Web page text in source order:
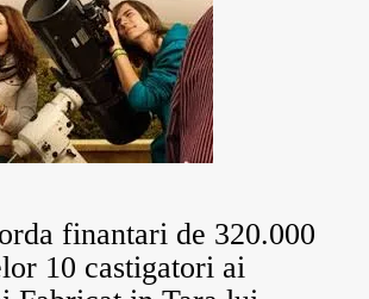
finantari de 320.000
10 castigatori ai